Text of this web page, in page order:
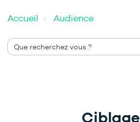
Accueil Audience
Ciblage